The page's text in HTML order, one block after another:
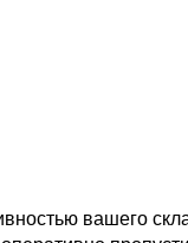
вашего